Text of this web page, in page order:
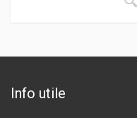
Info utile